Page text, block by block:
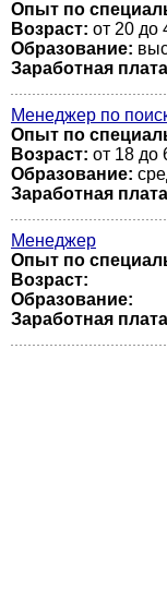
Опыт по
Возраст: от 20 до
Образование:
Заработная
Менеджер по
Опыт по
Возраст: от 18 до
Образование:
Заработная
Менеджер
Опыт по
Возраст:
Образование:
Заработная